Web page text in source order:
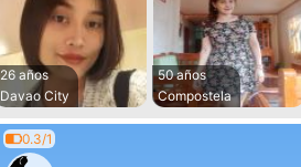
26 años
Davao City
50 años
Compostela
0.3/1